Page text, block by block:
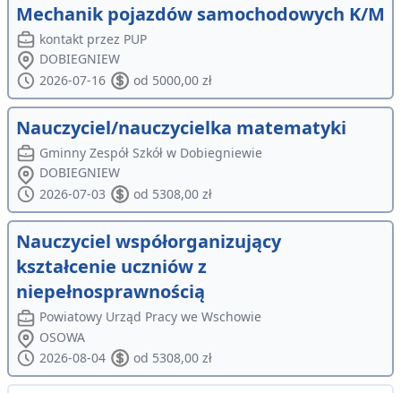
Mechanik pojazdów samochodowych K/M
kontakt przez PUP
DOBIEGNIEW
2026-07-16
od 5000,00 zł
Nauczyciel/nauczycielka matematyki
Gminny Zespół Szkół w Dobiegniewie
DOBIEGNIEW
2026-07-03
od 5308,00 zł
Nauczyciel współorganizujący
kształcenie uczniów z
niepełnosprawnością
Powiatowy Urząd Pracy we Wschowie
OSOWA
2026-08-04
od 5308,00 zł